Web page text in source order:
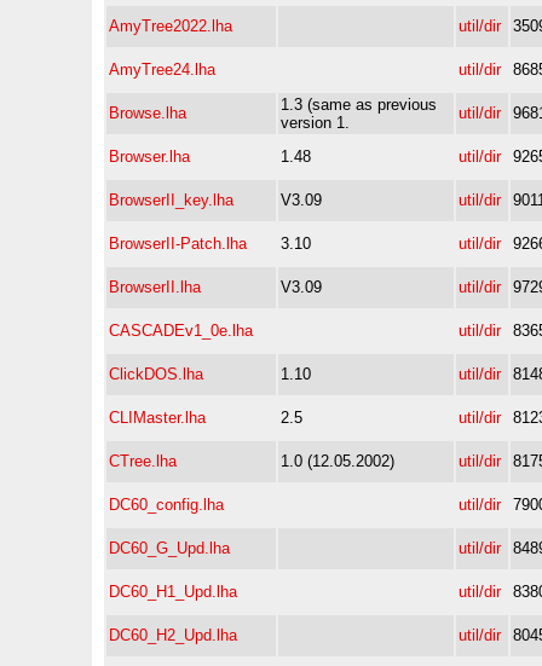
AmyTree2022.lha util/dir
AmyTree24.lha util/dir
Browse.lha
1.3 (same as previous
version 1.
util/dir
Browser.lha 1.48 util/dir
BrowserII_key.lha V3.09 util/dir
BrowserII-Patch.lha 3.10 util/dir
BrowserII.lha V3.09 util/dir
CASCADEv1_0e.lha util/dir
ClickDOS.lha 1.10 util/dir
CLIMaster.lha 2.5 util/dir
CTree.lha 1.0 (12.05.2002) util/dir
DC60_config.lha util/dir
DC60_G_Upd.lha util/dir
DC60_H1_Upd.lha util/dir
DC60_H2_Upd.lha util/dir